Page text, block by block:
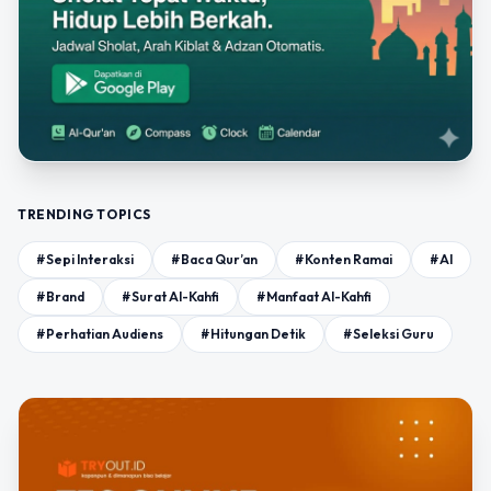
TRENDING TOPICS
#Sepi Interaksi #Baca Qur’an #Konten Ramai #AI
#Brand #Surat Al-Kahfi #Manfaat Al-Kahfi
#Perhatian Audiens #Hitungan Detik #Seleksi Guru